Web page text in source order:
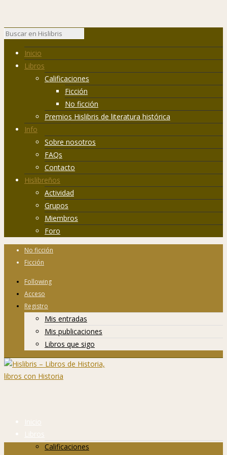
Inicio
Libros
Calificaciones
Ficción
No ficción
Premios Hislibris de literatura histórica
Info
Sobre nosotros
FAQs
Contacto
Hislibreños
Actividad
Grupos
Miembros
Foro
No ficción
Ficción
Following
Acceso
Registro
Mis entradas
Mis publicaciones
Libros que sigo
Inicio
Libros
Calificaciones